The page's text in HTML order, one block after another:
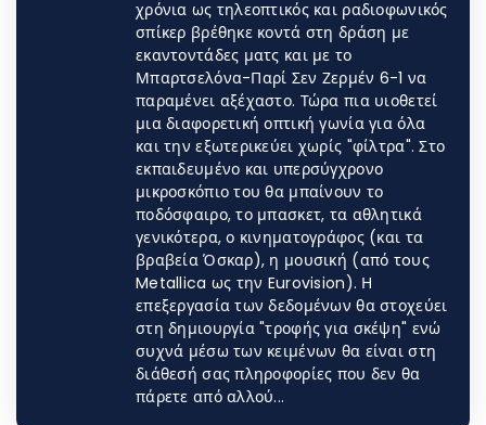
χρόνια ως τηλεοπτικός και ραδιοφωνικός
σπίκερ βρέθηκε κοντά στη δράση με
εκαντοντάδες ματς και με το
Μπαρτσελόνα-Παρί Σεν Ζερμέν 6-1 να
παραμένει αξέχαστο. Τώρα πια υιοθετεί
μια διαφορετική οπτική γωνία για όλα
και την εξωτερικεύει χωρίς "φίλτρα". Στο
εκπαιδευμένο και υπερσύγχρονο
μικροσκόπιο του θα μπαίνουν το
ποδόσφαιρο, το μπασκετ, τα αθλητικά
γενικότερα, ο κινηματογράφος (και τα
βραβεία Όσκαρ), η μουσική (από τoυς
Metallica ως την Eurovision). Η
επεξεργασία των δεδομένων θα στοχεύει
στη δημιουργία "τροφής για σκέψη" ενώ
συχνά μέσω των κειμένων θα είναι στη
διάθεσή σας πληροφορίες που δεν θα
πάρετε από αλλού...